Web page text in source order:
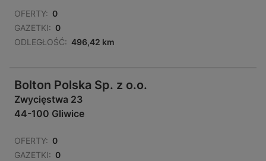
OFERTY: 0
GAZETKI: 0
ODLEGŁOŚĆ: 496,42 km
Bolton Polska Sp. z o.o.
Zwycięstwa 23
44-100 Gliwice
OFERTY: 0
GAZETKI: 0